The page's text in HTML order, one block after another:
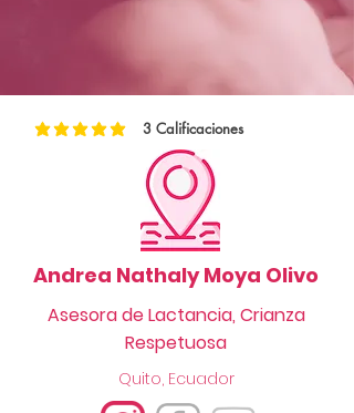
3 Calificaciones
la calificación promedio es 5 de 5, basada en 3
Andrea Nathaly Moya Olivo
Asesora de Lactancia, Crianza
Respetuosa
Quito, Ecuador